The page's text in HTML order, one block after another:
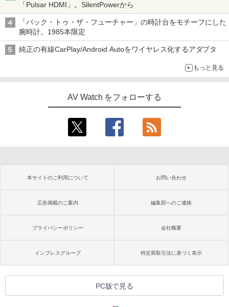
「Pulsar HDMI」。SilentPowerから
「バック・トゥ・ザ・フューチャー」の時計台をモチーフにした
腕時計。1985本限定
純正の有線CarPlay/Android Autoをワイヤレス化するアダプタ
もっと見る
AV Watch をフォローする
本サイトのご利用について お問い合わせ
広告掲載のご案内 編集部へのご連絡
プライバシーポリシー 会社概要
インプレスグループ 特定商取引法に基づく表示
PC版で見る